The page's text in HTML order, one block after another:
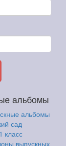
альбомы
альбомы
сад
класс
выпускных